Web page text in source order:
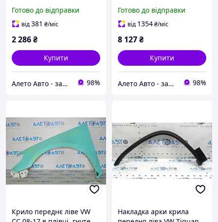
5G0821105B
Готово до відправки
від381 ₴/міс
2 286₴
Купити
Алето Авто - запчастини на авто зі США 98%
Готово до відправки
від 1354₴/міс
8 127₴
Купити
Алето Авто - запчастини на авто зі США 98%
Крило переднє ліве VW
Накладка арки крила